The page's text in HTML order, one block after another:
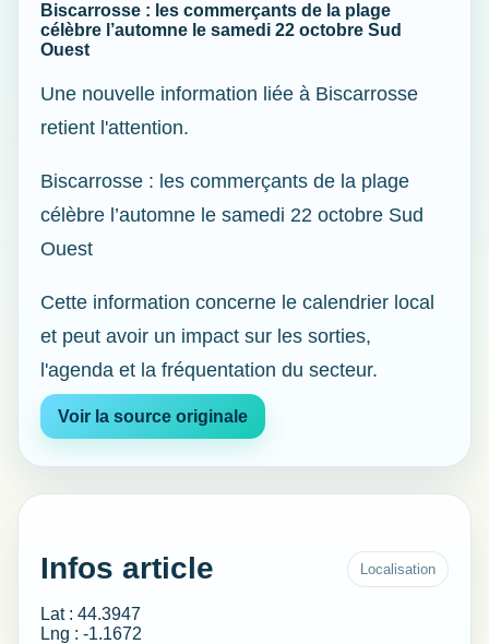
Biscarrosse : les commerçants de la plage
célèbre l’automne le samedi 22 octobre Sud
Ouest
Une nouvelle information liée à Biscarrosse
retient l'attention.
Biscarrosse : les commerçants de la plage
célèbre l’automne le samedi 22 octobre Sud
Ouest
Cette information concerne le calendrier local
et peut avoir un impact sur les sorties,
l'agenda et la fréquentation du secteur.
Voir la source originale
Infos article Localisation
Lat : 44.3947
Lng : -1.1672